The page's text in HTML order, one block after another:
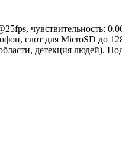
чувствительность:
слот для MicroSD до
детекция людей).